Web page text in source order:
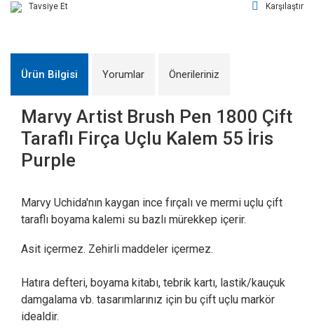
Tavsiye Et
Karşılaştır
Ürün Bilgisi Yorumlar Önerileriniz
Marvy Artist Brush Pen 1800 Çift
Taraflı Firça Uçlu Kalem 55 İris
Purple
Marvy Uchida'nın kaygan ince fırçalı ve mermi uçlu çift
taraflı boyama kalemi su bazlı mürekkep içerir.
Asit içermez. Zehirli maddeler içermez.
Hatıra defteri, boyama kitabı, tebrik kartı, lastik/kauçuk
damgalama vb. tasarımlarınız için bu çift uçlu markör
idealdir.